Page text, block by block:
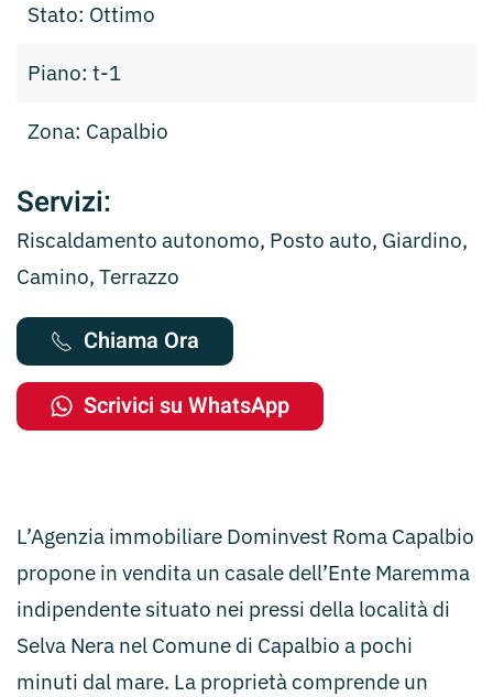
Stato: Ottimo
Piano: t-1
Zona: Capalbio
Servizi:
Riscaldamento autonomo, Posto auto, Giardino,
Camino, Terrazzo
Chiama Ora
Scrivici su WhatsApp
L’Agenzia immobiliare Dominvest Roma Capalbio
propone in vendita un casale dell’Ente Maremma
indipendente situato nei pressi della località di
Selva Nera nel Comune di Capalbio a pochi
minuti dal mare. La proprietà comprende un